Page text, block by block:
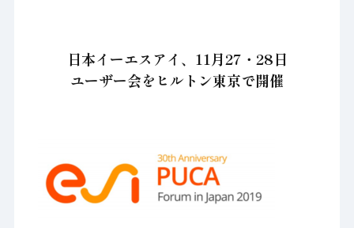
日本イーエスアイ、11月27・28日
ユーザー会をヒルトン東京で開催